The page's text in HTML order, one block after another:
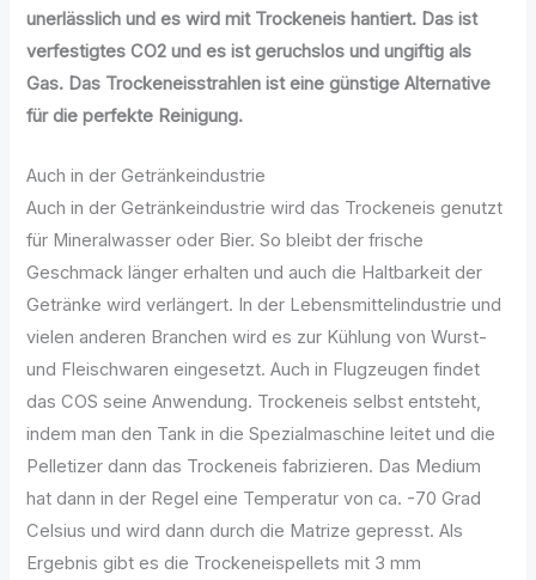
unerlässlich und es wird mit Trockeneis hantiert. Das ist
verfestigtes CO2 und es ist geruchslos und ungiftig als
Gas. Das Trockeneisstrahlen ist eine günstige Alternative
für die perfekte Reinigung.
Auch in der Getränkeindustrie
Auch in der Getränkeindustrie wird das Trockeneis genutzt
für Mineralwasser oder Bier. So bleibt der frische
Geschmack länger erhalten und auch die Haltbarkeit der
Getränke wird verlängert. In der Lebensmittelindustrie und
vielen anderen Branchen wird es zur Kühlung von Wurst-
und Fleischwaren eingesetzt. Auch in Flugzeugen findet
das COS seine Anwendung. Trockeneis selbst entsteht,
indem man den Tank in die Spezialmaschine leitet und die
Pelletizer dann das Trockeneis fabrizieren. Das Medium
hat dann in der Regel eine Temperatur von ca. -70 Grad
Celsius und wird dann durch die Matrize gepresst. Als
Ergebnis gibt es die Trockeneispellets mit 3 mm